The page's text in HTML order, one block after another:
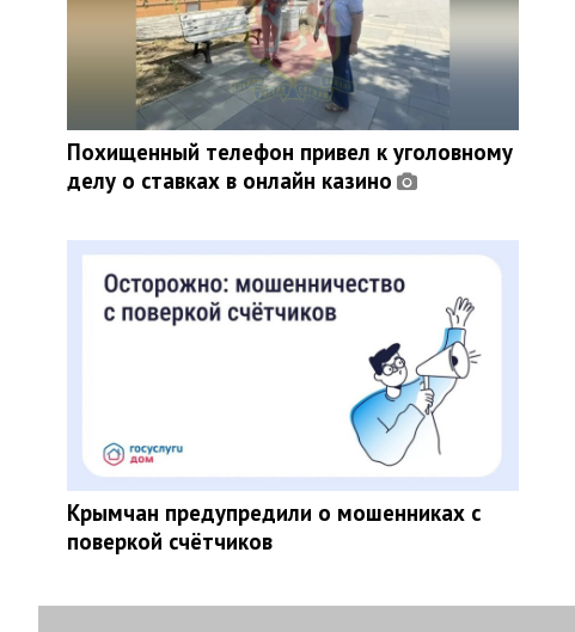
Похищенный телефон привел к уголовному
делу о ставках в онлайн казино
Крымчан предупредили о мошенниках с
поверкой счётчиков